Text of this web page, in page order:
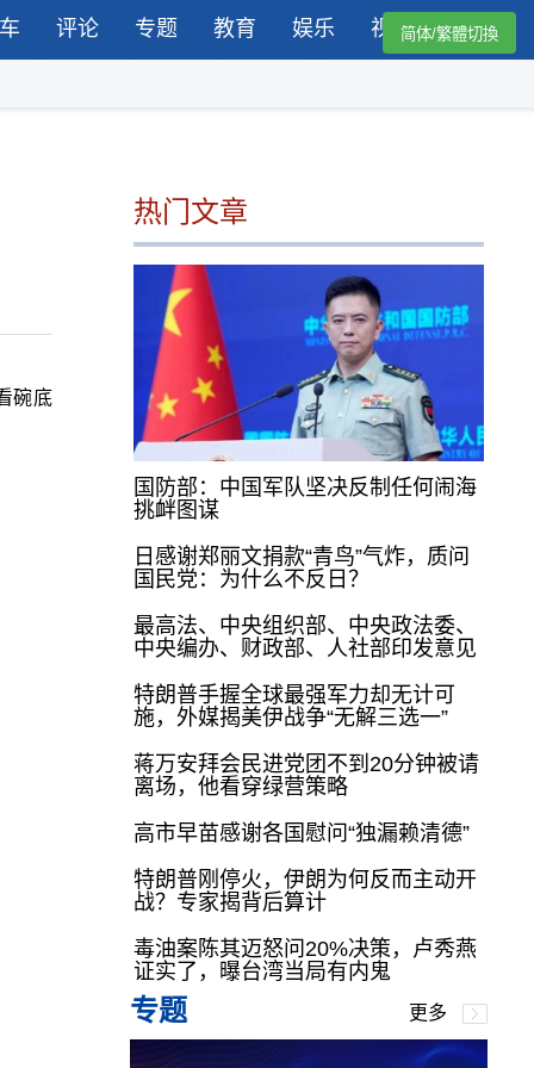
评论 专题 教育 娱乐 视频简体/繁體切換
碗底
热门文章
国防部：中国军队坚决反制任何闹海
挑衅图谋
日感谢郑丽文捐款“青鸟”气炸，质问
国民党：为什么不反日？
最高法、中央组织部、中央政法委、
中央编办、财政部、人社部印发意见
特朗普手握全球最强军力却无计可
施，外媒揭美伊战争“无解三选一”
蒋万安拜会民进党团不到20分钟被请
离场，他看穿绿营策略
高市早苗感谢各国慰问“独漏赖清德”
特朗普刚停火，伊朗为何反而主动开
战？专家揭背后算计
毒油案陈其迈怒问20%决策，卢秀燕
证实了，曝台湾当局有内鬼
专题 更多